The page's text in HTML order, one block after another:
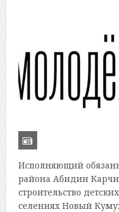
Исполняющий
района Абидин
строительство
селениях Новый